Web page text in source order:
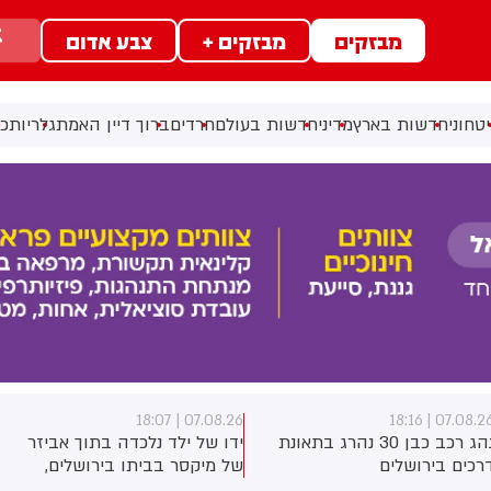
מבזקים מבזקים + צבע אדום
חדשות בארץמדיניחדשות בעולםחרדיםברוך דיין האמתגלריות
07.08.26 |
של ילד נלכדה בתוך אביזר
מיקסר בביתו בירושלים,
07.08.26 | 17:40
ראש השב"כ לשעבר רונן בר
השתתף היום בכנס לזכרו של